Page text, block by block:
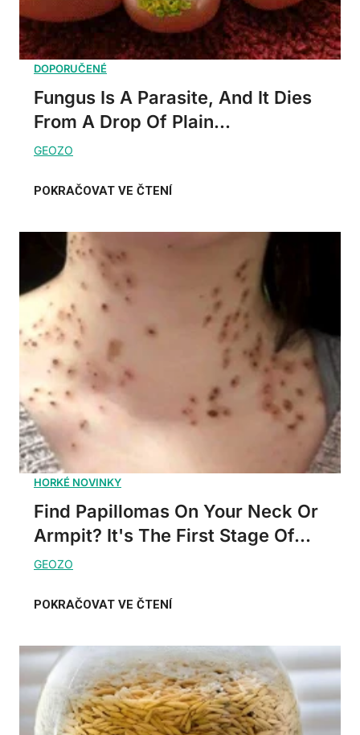
Fungus Is A Parasite, And It Dies
From A Drop Of Plain...
Find Papillomas On Your Neck Or
Armpit? It's The First Stage Of...